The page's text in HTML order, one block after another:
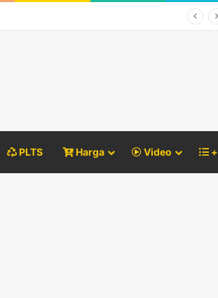
PLTS Harga Video +